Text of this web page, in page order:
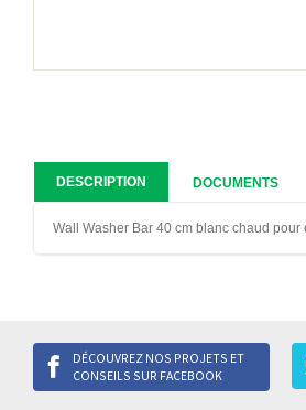
DESCRIPTION DOCUMENTS
Wall Washer Bar 40 cm blanc chaud pour
DÉCOUVREZ NOS PROJETS ET
CONSEILS SUR FACEBOOK